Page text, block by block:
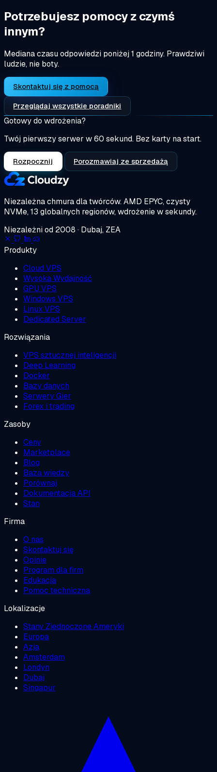
Potrzebujesz pomocy z czymś
innym?
Mediana czasu odpowiedzi poniżej 1 godziny. Prawdziwi
ludzie, nie boty.
Skontaktuj się z pomocą
Przeglądaj wszystkie poradniki
Gotowy do wdrożenia?
Twój pierwszy serwer w 60 sekund. Bez karty na start.
Rozpocznij Porozmawiaj ze sprzedażą
Niezależna chmura dla twórców.AMD EPYC, czysty
NVMe, 13 globalnych regionów, wdrożenie w sekundy.
Niezależni od 2008 · Dubaj, ZEA
Produkty
Cloud VPS
Wysoka Wydajność
GPU VPS
Windows VPS
Linux VPS
Dedicated Server
Rozwiązania
VPS sztucznej inteligencji
Deep Learning
Docker
Bazy danych
Serwery Gier
Forex i trading
Zasoby
Ceny
Marketplace
Blog
Baza wiedzy
Porównaj
Dokumentacja API
Stan
Firma
O nas
Skontaktuj się
Opinie
Program dla firm
Edukacja
Pomoc techniczna
Lokalizacje
Stany Zjednoczone Ameryki
Europa
Azja
Amsterdam
Londyn
Dubaj
Singapur